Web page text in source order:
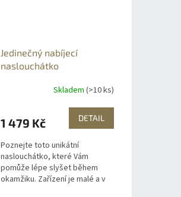
Jedinečný nabíjecí
naslouchátko
Skladem (>10 ks)
1 479 Kč DETAIL
Poznejte toto unikátní
naslouchátko, které Vám
pomůže lépe slyšet během
okamžiku. Zařízení je malé a v